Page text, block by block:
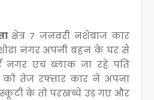
क्षेत्र 7 जनवरी नशेबाज कार
नगर अपनी बहन के घर से
नगर एच ब्लाक जा रहे पति
को तेज रफ्तार कार ने अपना
के तो परखच्चे उड़ गए और